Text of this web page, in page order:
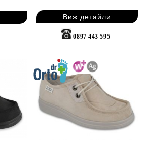
Виж детайли
0897 443 595